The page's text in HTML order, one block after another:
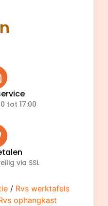
tot 17:00
via SSL
/ Rvs werktafels
ophangkast